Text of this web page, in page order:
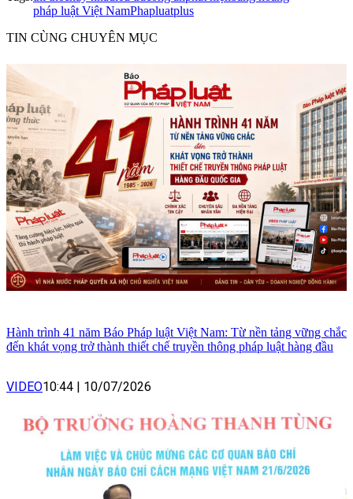
pháp luật Việt NamPhapluatplus
TIN CÙNG CHUYÊN MỤC
Hành trình 41 năm Báo Pháp luật Việt Nam: Từ nền tảng vững chắc
đến khát vọng trở thành thiết chế truyền thông pháp luật hàng đầu
VIDEO10:44 10/07/2026